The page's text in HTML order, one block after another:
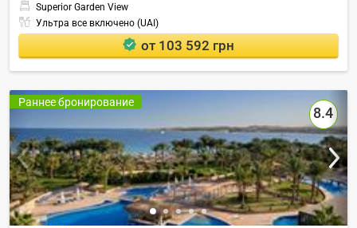
Superior Garden View
Ультра все включено (UAI)
от 103 592 грн
Раннее бронирование
8.4